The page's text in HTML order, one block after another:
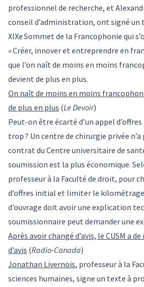
professionnel de recherche, et
conseil d’administration, ont signé un
XIXe Sommet de la Francophonie qui
« Créer, innover et entreprendre en
que l’on naît de moins en moins
devient de plus en plus.
On naît de moins en moins
de plus en plus (Le Devoir)
Peut-on être écarté d’un appel
trop ? Un centre de chirurgie privée
contrat du Centre universitaire de
soumission est la plus économique.
professeur à la Faculté de droit, pour
d’offres initial et limiter le
d’ouvrage doit avoir une explication
soumissionnaire peut demander une
Après avoir changé d’avis, le CUSM a
d’avis (Radio-Canada)
Jonathan Livernois, professeur à la
sciences humaines, signe un texte à